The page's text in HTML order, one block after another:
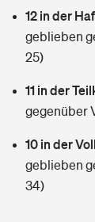
Wer
Sie haben
Tools
Hundehalter-
Zur Übersicht
Tools
Wer
12 in der
geblieben
25)
11 in der
gegenüber
10 in der
geblieben
34)